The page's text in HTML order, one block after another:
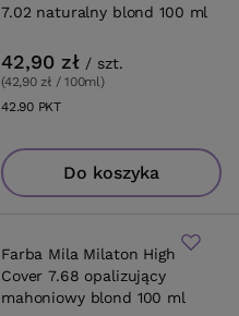
7.02 naturalny blond 100 ml
42,90 zł / szt.
(42,90 zł / 100ml)
42.90PKTpunktów
Do koszyka
Farba Mila Milaton High
Cover 7.68 opalizujący
mahoniowy blond 100 ml